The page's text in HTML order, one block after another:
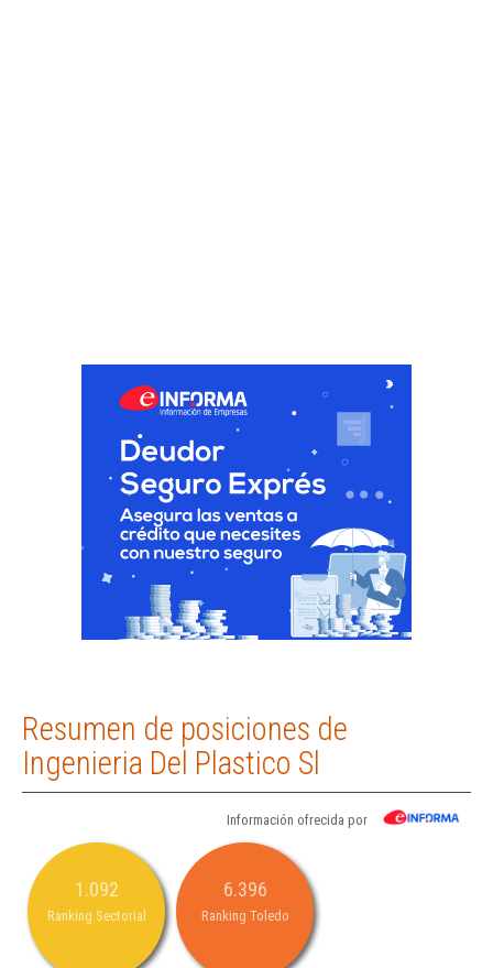
Resumen de posiciones de
Ingenieria Del Plastico Sl
Información ofrecida por
1.092
Ranking Sectorial
6.396
Ranking Toledo